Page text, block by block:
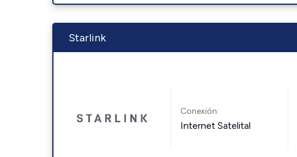
Starlink
Conexión:
Internet Satelital